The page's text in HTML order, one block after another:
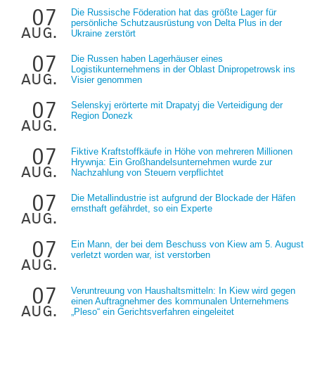
07
aug.
Die Russische Föderation hat das größte Lager für
persönliche Schutzausrüstung von Delta Plus in der
Ukraine zerstört
07
aug.
Die Russen haben Lagerhäuser eines
Logistikunternehmens in der Oblast Dnipropetrowsk ins
Visier genommen
07
aug.
Selenskyj erörterte mit Drapatyj die Verteidigung der
Region Donezk
07
aug.
Fiktive Kraftstoffkäufe in Höhe von mehreren Millionen
Hrywnja: Ein Großhandelsunternehmen wurde zur
Nachzahlung von Steuern verpflichtet
07
aug.
Die Metallindustrie ist aufgrund der Blockade der Häfen
ernsthaft gefährdet, so ein Experte
07
aug.
Ein Mann, der bei dem Beschuss von Kiew am 5. August
verletzt worden war, ist verstorben
07
aug.
Veruntreuung von Haushaltsmitteln: In Kiew wird gegen
einen Auftragnehmer des kommunalen Unternehmens
„Pleso“ ein Gerichtsverfahren eingeleitet